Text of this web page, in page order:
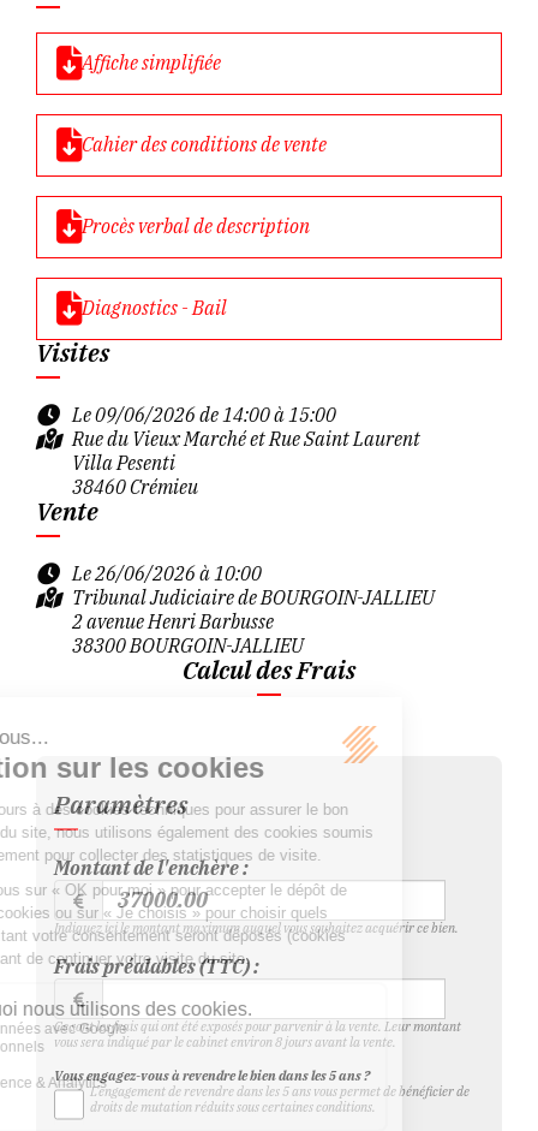
Affiche simplifiée
Cahier des conditions de vente
Procès verbal de description
Diagnostics - Bail
Visites
Le 09/06/2026 de 14:00 à 15:00
Rue du Vieux Marché et Rue Saint Laurent
Villa Pesenti
38460 Crémieu
Vente
Le 26/06/2026 à 10:00
Tribunal Judiciaire de BOURGOIN-JALLIEU
2 avenue Henri Barbusse
38300 BOURGOIN-JALLIEU
Calcul des Frais
Paramètres
Montant de l'enchère :
Indiquez ici le montant maximum auquel vous souhaitez acquérir ce bien.
Frais préalables (TTC) :
Ce sont les frais qui ont été exposés pour parvenir à la vente. Leur montant
vous sera indiqué par le cabinet environ 8 jours avant la vente.
Vous engagez-vous à revendre le bien dans les 5 ans ?
L'engagement de revendre dans les 5 ans vous permet de bénéficier de
droits de mutation réduits sous certaines conditions.